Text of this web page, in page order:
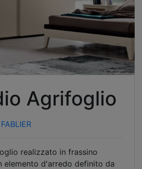
Agrifoglio
realizzato in frassino
elemento d'arredo definito da